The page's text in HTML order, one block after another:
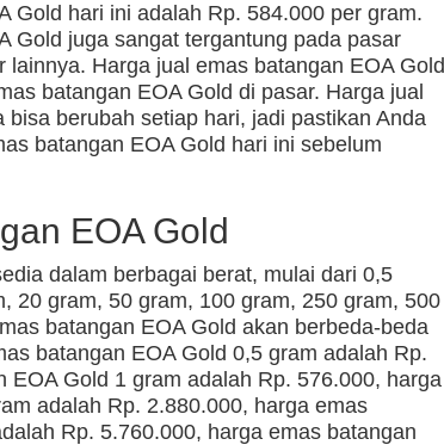
Gold hari ini adalah Rp. 584.000 per gram.
Gold juga sangat tergantung pada pasar
lainnya. Harga jual emas batangan EOA Gold
batangan EOA Gold di pasar. Harga jual
berubah setiap hari, jadi pastikan Anda
batangan EOA Gold hari ini sebelum
EOA Gold
dalam berbagai berat, mulai dari 0,5
20 gram, 50 gram, 100 gram, 250 gram, 500
batangan EOA Gold akan berbeda-beda
batangan EOA Gold 0,5 gram adalah Rp.
EOA Gold 1 gram adalah Rp. 576.000, harga
adalah Rp. 2.880.000, harga emas
Rp. 5.760.000, harga emas batangan